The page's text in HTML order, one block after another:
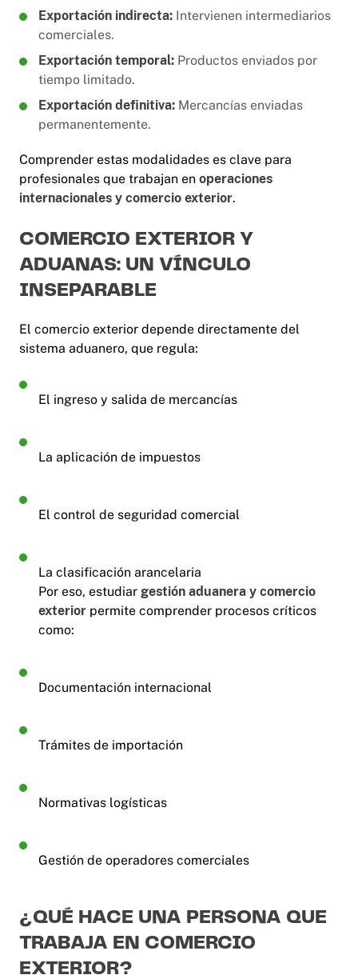
Exportación indirecta: Intervienen intermediarios
comerciales.
Exportación temporal: Productos enviados por
tiempo limitado.
Exportación definitiva: Mercancías enviadas
permanentemente.
Comprender estas modalidades es clave para
profesionales que trabajan en operaciones
internacionales y comercio exterior.
COMERCIO EXTERIOR Y
ADUANAS: UN VÍNCULO
INSEPARABLE
El comercio exterior depende directamente del
sistema aduanero, que regula:
El ingreso y salida de mercancías
La aplicación de impuestos
El control de seguridad comercial
La clasificación arancelaria
Por eso, estudiar gestión aduanera y comercio
exterior permite comprender procesos críticos
como:
Documentación internacional
Trámites de importación
Normativas logísticas
Gestión de operadores comerciales
¿QUÉ HACE UNA PERSONA QUE
TRABAJA EN COMERCIO
EXTERIOR?